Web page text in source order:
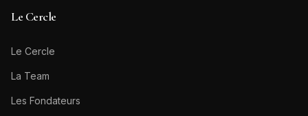
Le Cercle
Le Cercle
La Team
Les Fondateurs